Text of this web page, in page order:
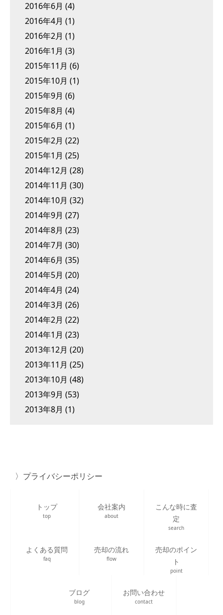
2016年6月 (4)
2016年4月 (1)
2016年2月 (1)
2016年1月 (3)
2015年11月 (6)
2015年10月 (1)
2015年9月 (6)
2015年8月 (4)
2015年6月 (1)
2015年2月 (22)
2015年1月 (25)
2014年12月 (28)
2014年11月 (30)
2014年10月 (32)
2014年9月 (27)
2014年8月 (23)
2014年7月 (30)
2014年6月 (35)
2014年5月 (20)
2014年4月 (24)
2014年3月 (26)
2014年2月 (22)
2014年1月 (23)
2013年12月 (20)
2013年11月 (25)
2013年10月 (48)
2013年9月 (53)
2013年8月 (1)
プライバシーポリシー
トップ
top
会社案内
about
こんな時に査
定
search
よくある質問
faq
売却の流れ
flow
売却のポイン
ト
point
ブログ
blog
お問い合わせ
contact